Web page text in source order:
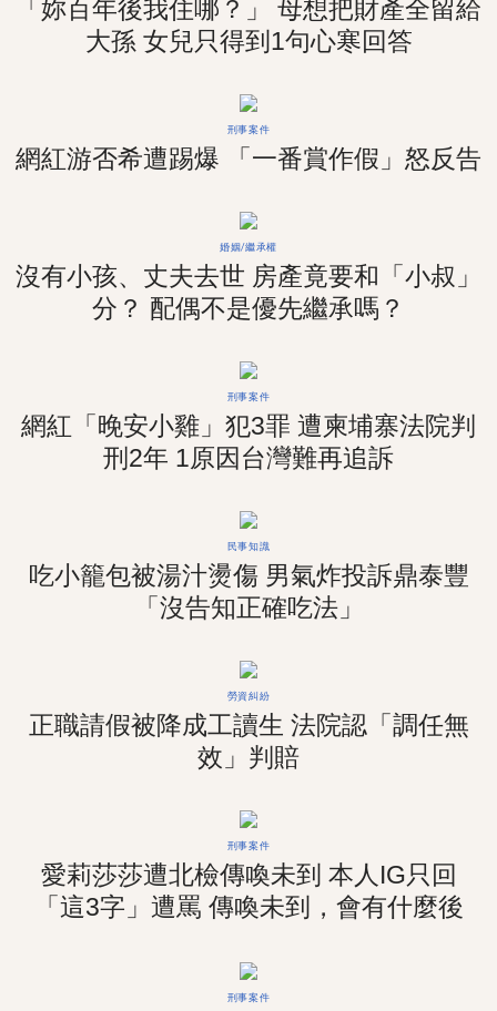
「妳百年後我住哪？」 母想把財產全留給
大孫 女兒只得到1句心寒回答
刑事案件
網紅游否希遭踢爆 「一番賞作假」怒反告
婚姻/繼承權
沒有小孩、丈夫去世 房產竟要和「小叔」
分？ 配偶不是優先繼承嗎？
刑事案件
網紅「晚安小雞」犯3罪 遭柬埔寨法院判
刑2年 1原因台灣難再追訴
民事知識
吃小籠包被湯汁燙傷 男氣炸投訴鼎泰豐
「沒告知正確吃法」
勞資糾紛
正職請假被降成工讀生 法院認「調任無
效」判賠
刑事案件
愛莉莎莎遭北檢傳喚未到 本人IG只回
「這3字」遭罵 傳喚未到，會有什麼後
刑事案件